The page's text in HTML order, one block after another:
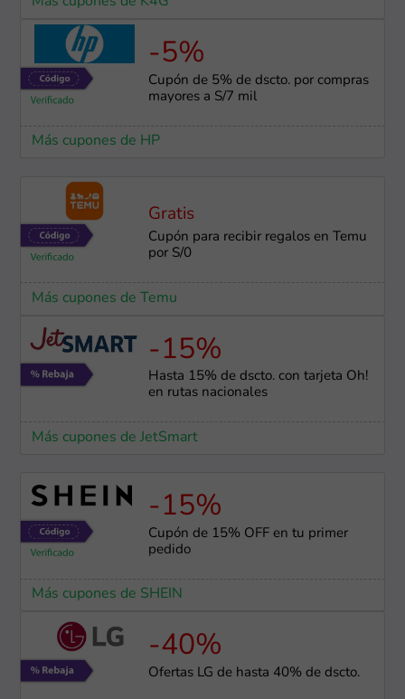
-5%
Cupón de 5% de dscto. por compras
mayores a S/7 mil
Más cupones de HP
Gratis
Cupón para recibir regalos en Temu
por S/0
Más cupones de Temu
-15%
Hasta 15% de dscto. con tarjeta Oh!
en rutas nacionales
Más cupones de JetSmart
-15%
Cupón de 15% OFF en tu primer
pedido
Más cupones de SHEIN
-40%
Ofertas LG de hasta 40% de dscto.